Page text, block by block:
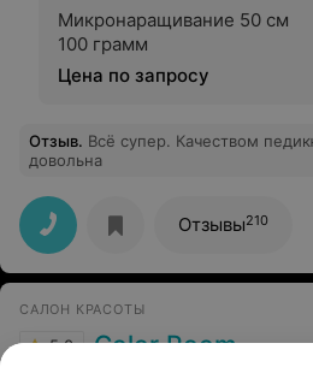
Микронаращивание 50 см
100 грамм
Цена по запросу
Отзыв. Всё супер. Качеством
довольна
Отзывы210
САЛОН КРАСОТЫ
5.0 Color Room